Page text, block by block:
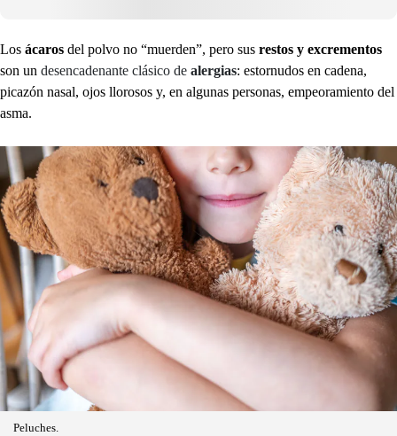
Los ácaros del polvo no “muerden”, pero sus restos y excrementos
son un desencadenante clásico de alergias: estornudos en cadena,
picazón nasal, ojos llorosos y, en algunas personas, empeoramiento del
asma.
Peluches.